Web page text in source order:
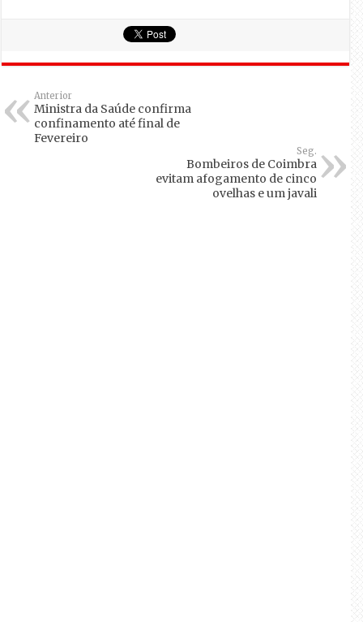
Anterior
Ministra da Saúde confirma
confinamento até final de
Fevereiro
Seg.
Bombeiros de Coimbra
evitam afogamento de cinco
ovelhas e um javali